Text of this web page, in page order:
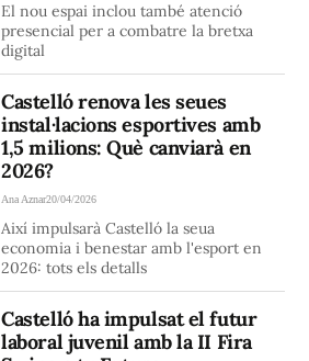
El nou espai inclou també atenció
presencial per a combatre la bretxa
digital
Castelló renova les seues
instal·lacions esportives amb
1,5 milions: Què canviarà en
2026?
Ana Aznar20/04/2026
Així impulsarà Castelló la seua
economia i benestar amb l'esport en
2026: tots els detalls
Castelló ha impulsat el futur
laboral juvenil amb la II Fira